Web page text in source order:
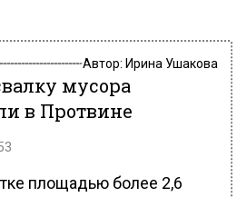
Автор: Ирина Ушакова
мусора
в Протвине
площадью более 2,6